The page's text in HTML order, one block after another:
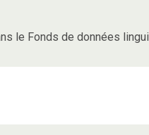
le Fonds de données